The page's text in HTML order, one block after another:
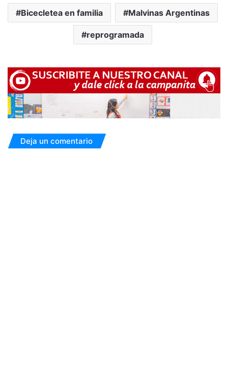
Bicecletea en familia Malvinas Argentinas
reprogramada
Deja un comentario